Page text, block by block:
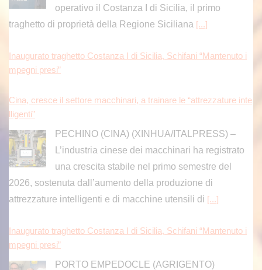
operativo il Costanza I di Sicilia, il primo
traghetto di proprietà della Regione Siciliana [...]
Inaugurato traghetto Costanza I di Sicilia, Schifani “Mantenuto i
mpegni presi”
Cina, cresce il settore macchinari, a trainare le “attrezzature inte
lligenti”
PECHINO (CINA) (XINHUA/ITALPRESS) –
L’industria cinese dei macchinari ha registrato
una crescita stabile nel primo semestre del
2026, sostenuta dall’aumento della produzione di
attrezzature intelligenti e di macchine utensili di [...]
Inaugurato traghetto Costanza I di Sicilia, Schifani “Mantenuto i
mpegni presi”
PORTO EMPEDOCLE (AGRIGENTO)